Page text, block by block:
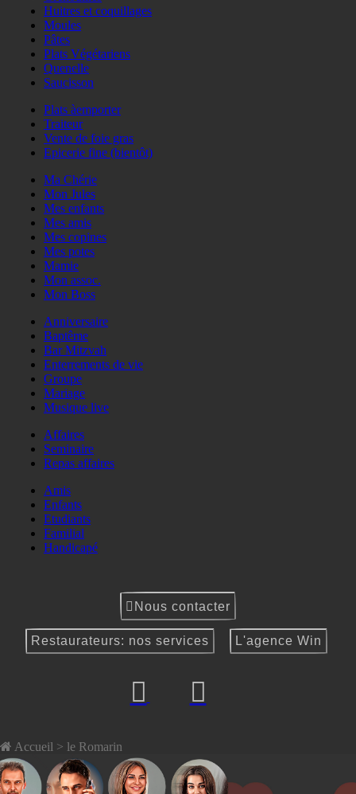
Huitres et coquillages
Moules
Pâtes
Plats Végétariens
Quenelle
Saucisson
Plats àemporter
Traiteur
Vente de foie gras
Epicerie fine (bientôt)
Ma Chérie
Mon Jules
Mes enfants
Mes amis
Mes copines
Mes potes
Mamie
Mon assoc.
Mon Boss
Anniversaire
Baptême
Bar Mitzvah
Enterrements de vie
Groupe
Mariage
Musique live
Affaires
Seminaire
Repas affaires
Amis
Enfants
Etudiants
Familial
Handicapé
Nous contacter
Restaurateurs: nos services L'agence Win
Accueil > le Romarin